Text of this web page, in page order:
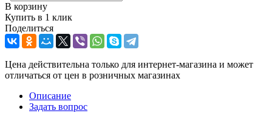
В корзину
Купить в 1 клик
Поделиться
Цена действительна только для интернет-магазина и может
отличаться от цен в розничных магазинах
Описание
Задать вопрос